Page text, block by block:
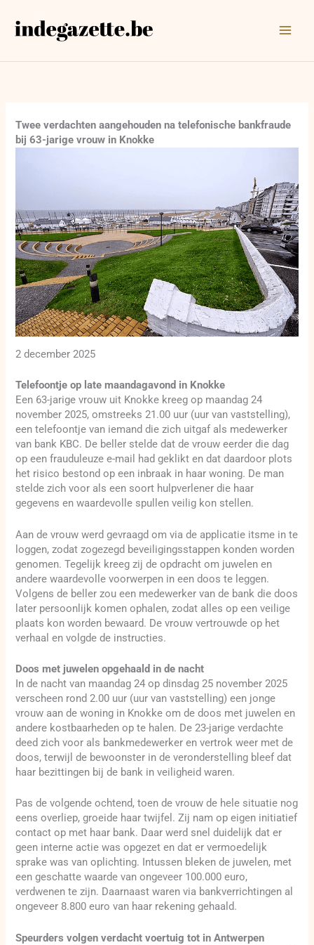
naar
Twee verdachten aangehouden na telefonische bankfraude
bij 63-jarige vrouw in Knokke
2 december 2025
Telefoontje op late maandagavond in Knokke
Een 63-jarige vrouw uit Knokke kreeg op maandag 24
november 2025, omstreeks 21.00 uur (uur van vaststelling),
een telefoontje van iemand die zich uitgaf als medewerker
van bank KBC. De beller stelde dat de vrouw eerder die dag
op een frauduleuze e-mail had geklikt en dat daardoor plots
het risico bestond op een inbraak in haar woning. De man
stelde zich voor als een soort hulpverlener die haar
gegevens en waardevolle spullen veilig kon stellen.
Aan de vrouw werd gevraagd om via de applicatie itsme in te
loggen, zodat zogezegd beveiligingsstappen konden worden
genomen. Tegelijk kreeg zij de opdracht om juwelen en
andere waardevolle voorwerpen in een doos te leggen.
Volgens de beller zou een medewerker van de bank die doos
later persoonlijk komen ophalen, zodat alles op een veilige
plaats kon worden bewaard. De vrouw vertrouwde op het
verhaal en volgde de instructies.
Doos met juwelen opgehaald in de nacht
In de nacht van maandag 24 op dinsdag 25 november 2025
verscheen rond 2.00 uur (uur van vaststelling) een jonge
vrouw aan de woning in Knokke om de doos met juwelen en
andere kostbaarheden op te halen. De 23-jarige verdachte
deed zich voor als bankmedewerker en vertrok weer met de
doos, terwijl de bewoonster in de veronderstelling bleef dat
haar bezittingen bij de bank in veiligheid waren.
Pas de volgende ochtend, toen de vrouw de hele situatie nog
eens overliep, groeide haar twijfel. Zij nam op eigen initiatief
contact op met haar bank. Daar werd snel duidelijk dat er
geen interne actie was opgezet en dat er vermoedelijk
sprake was van oplichting. Intussen bleken de juwelen, met
een geschatte waarde van ongeveer 100.000 euro,
verdwenen te zijn. Daarnaast waren via bankverrichtingen al
ongeveer 8.800 euro van haar rekening gehaald.
Speurders volgen verdacht voertuig tot in Antwerpen